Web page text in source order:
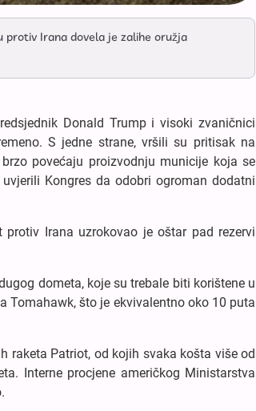
Irana dovela je zalihe oružja
Donald Trump i visoki zvaničnici
S jedne strane, vršili su pritisak na
povećaju proizvodnju municije koja se
Kongres da odobri ogroman dodatni
Irana uzrokovao je oštar pad rezervi
dometa, koje su trebale biti korištene u
Tomahawk, što je ekvivalentno oko 10 puta
raketa Patriot, od kojih svaka košta više od
Interne procjene američkog Ministarstva